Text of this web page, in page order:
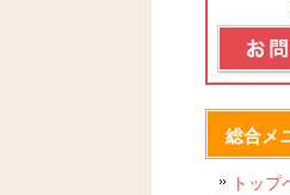
総合メ
トップ